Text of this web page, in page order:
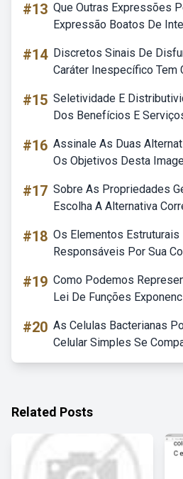
#13 Que Outras Expressões
Expressão Boatos De
#14 Discretos Sinais De
Caráter Inespecífico Tem
#15 Seletividade E
Dos Benefícios E
#16 Assinale As Duas
Os Objetivos Desta
#17 Sobre As Propriedades
Escolha A Alternativa
#18 Os Elementos Estruturais
Responsáveis Por Sua
#19 Como Podemos
Lei De Funções
#20 As Celulas Bacterianas
Celular Simples Se
Related Posts